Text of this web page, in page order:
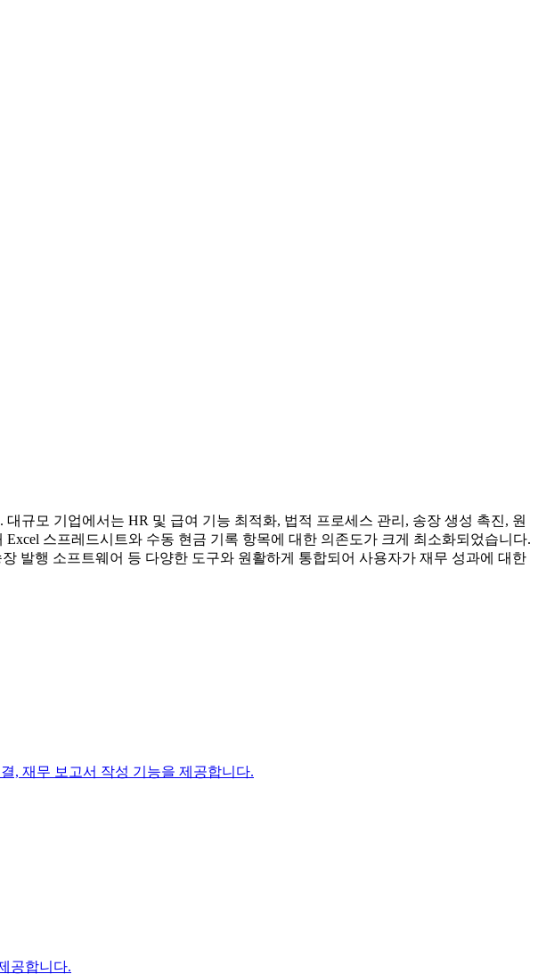
규모 기업에서는 HR 및 급여 기능 최적화, 법적 프로세스 관리, 송장 생성 촉진, 원
스프레드시트와 수동 현금 기록 항목에 대한 의존도가 크게 최소화되었습니다.
발행 소프트웨어 등 다양한 도구와 원활하게 통합되어 사용자가 재무 성과에 대한
, 재무 보고서 작성 기능을 제공합니다.
공합니다.